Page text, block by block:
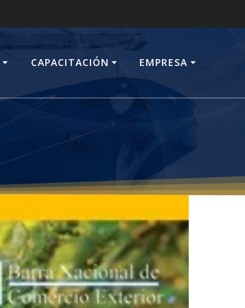
CAPACITACIÓN EMPRESA